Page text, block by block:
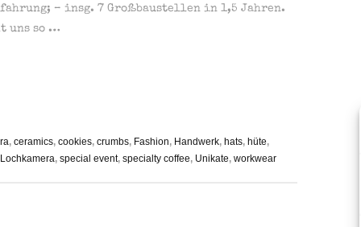
– insg. 7 Großbaustellen in 1,5 Jahren.
uns so …
, ceramics, cookies, crumbs, Fashion, Handwerk, hats, hüte,
Lochkamera, special event, specialty coffee, Unikate, workwear